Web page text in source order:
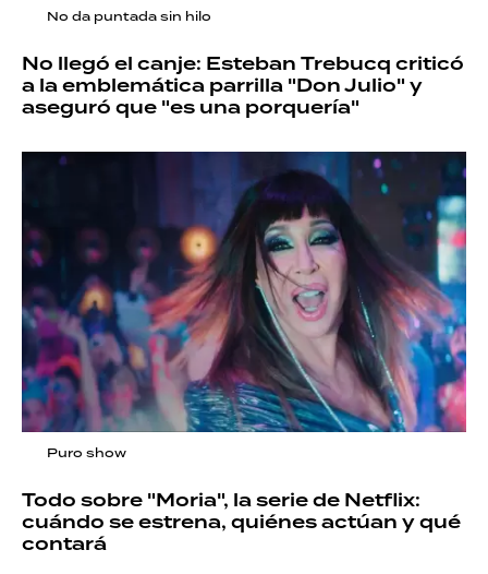
No da puntada sin hilo
No llegó el canje: Esteban Trebucq criticó
a la emblemática parrilla "Don Julio" y
aseguró que "es una porquería"
Puro show
Todo sobre "Moria", la serie de Netflix:
cuándo se estrena, quiénes actúan y qué
contará